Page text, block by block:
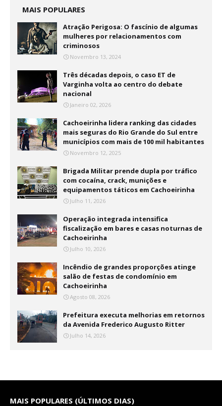
MAIS POPULARES
Atração Perigosa: O fascínio de algumas
mulheres por relacionamentos com
criminosos
Novembro 13, 2024
Três décadas depois, o caso ET de
Varginha volta ao centro do debate
nacional
Janeiro 02, 2026
Cachoeirinha lidera ranking das cidades
mais seguras do Rio Grande do Sul entre
municípios com mais de 100 mil habitantes
Novembro 12, 2025
Brigada Militar prende dupla por tráfico
com cocaína, crack, munições e
equipamentos táticos em Cachoeirinha
Julho 11, 2026
Operação integrada intensifica
fiscalização em bares e casas noturnas de
Cachoeirinha
Julho 10, 2026
Incêndio de grandes proporções atinge
salão de festas de condomínio em
Cachoeirinha
Agosto 08, 2026
Prefeitura executa melhorias em retornos
da Avenida Frederico Augusto Ritter
Julho 14, 2026
MAIS POPULARES (ÚLTIMOS DIAS)